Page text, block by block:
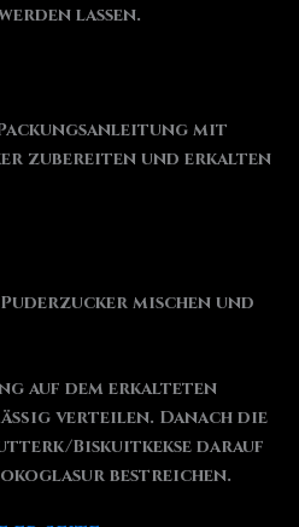
lassen.
mit
zubereiten und erkalten
mischen und
auf dem erkalteten
verteilen. Danach die
Biskuitkekse darauf
bestreichen.